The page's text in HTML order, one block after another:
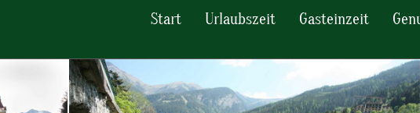
Start Urlaubszeit Gasteinzeit